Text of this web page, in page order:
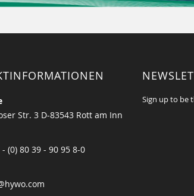
Str. 3 D-83543 Rott am Inn
- (0) 80 39 - 90 95 8-0
Sign up to be